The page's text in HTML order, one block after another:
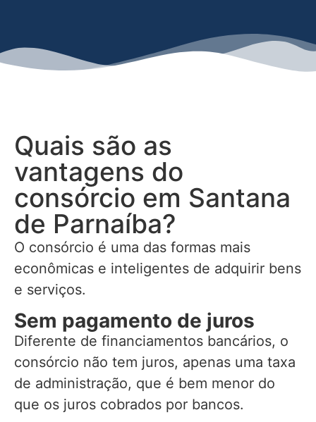
Quais são as
vantagens do
consórcio em Santana
de Parnaíba?
O consórcio é uma das formas mais
econômicas e inteligentes de adquirir bens
e serviços.
Sem pagamento de juros
Diferente de financiamentos bancários, o
consórcio não tem juros, apenas uma taxa
de administração, que é bem menor do
que os juros cobrados por bancos.